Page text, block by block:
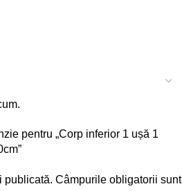
pentru „Corp inferior 1 ușă 1
publicată. Câmpurile obligatorii sunt